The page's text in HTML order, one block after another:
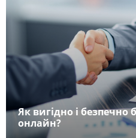
Як вигідно і безпечно
онлайн?